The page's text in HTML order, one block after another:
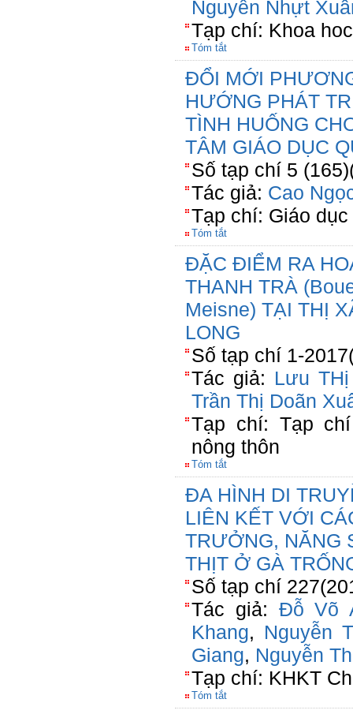
Nguyễn Nhựt
Tạp chí: Khoa
Tóm tắt
ĐỔI MỚI
HƯỚNG PHÁT
TÌNH HUỐNG
TÂM GIÁO DỤC
Số tạp chí 5
Tác giả: Cao
Tạp chí: Giáo
Tóm tắt
ĐẶC ĐIỂM RA
THANH TRÀ
Meisne) TẠI THỊ
LONG
Số tạp chí 1-
Tác giả: Lưu
Trần Thị Doãn
Tạp chí: Tạp
nông thôn
Tóm tắt
ĐA HÌNH DI
LIÊN KẾT VỚI
TRƯỞNG, NĂNG
THỊT Ở GÀ
Số tạp chí
Tác giả: Đỗ Võ
Khang, Nguyễn
Giang, Nguyễn
Tạp chí: KHKT
Tóm tắt